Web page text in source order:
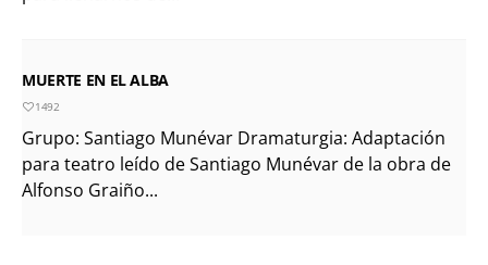
MUERTE EN EL ALBA
1492
Grupo: Santiago Munévar Dramaturgia: Adaptación
para teatro leído de Santiago Munévar de la obra de
Alfonso Graiño...